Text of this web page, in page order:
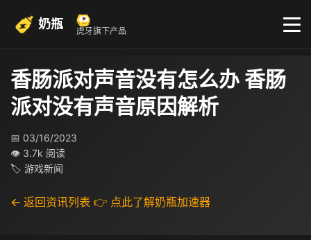
奶瓶 虎牙旗下产品
香肠派对声音没有怎么办 香肠
派对没有声音原因解析
📅 03/16/2023
👁 3.7k 阅读
🏷 游戏新闻
← 返回资讯列表 👉 点此了解奶瓶加速器